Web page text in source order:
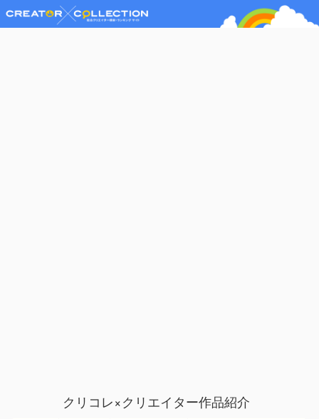
クリコレ×クリエイター作品紹介